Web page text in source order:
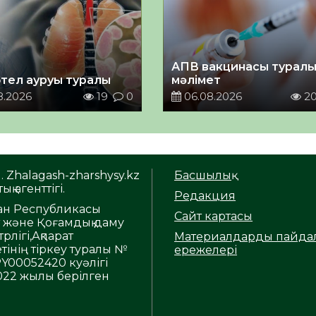
ауруы туралы
19 0
АПВ вакцинасы туралы
мәлімет
06.08.2026
Zhalagash-zharshysy.kz
агенттігі.
Республикасы
және Қоғамдық даму
тіркеу туралы №
куәлігі
жылы берілген
Басшылық
Редакция
Сайт картасы
Материалдарды
ережелері